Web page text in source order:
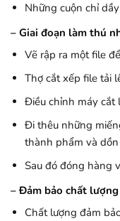
Những cuộn chỉ
– Giai đoạn làm thú
Vẽ rập ra một file
Thợ cắt xếp file tải
Điều chỉnh máy cắt
Đi thêu những
thành phẩm và
Sau đó đóng hàng
– Đảm bảo chất
Chất lượng đảm